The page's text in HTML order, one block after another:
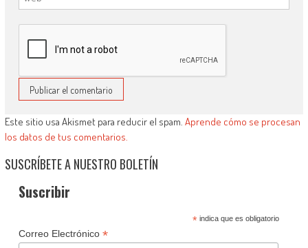
Este sitio usa Akismet para reducir el spam. Aprende cómo se procesan
los datos de tus comentarios.
SUSCRÍBETE A NUESTRO BOLETÍN
Suscribir
*indica que es obligatorio
Correo Electrónico *